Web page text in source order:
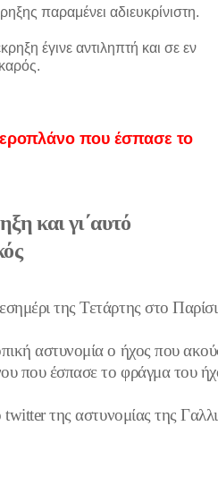
παραμένει αδιευκρίνιστη.
έγινε αντιληπτή και σε εν
που έσπασε το
και γι΄αυτό
της Τετάρτης στο
αστυνομία ο ήχος που
που έσπασε το φράγμα του
της αστυνομίας της